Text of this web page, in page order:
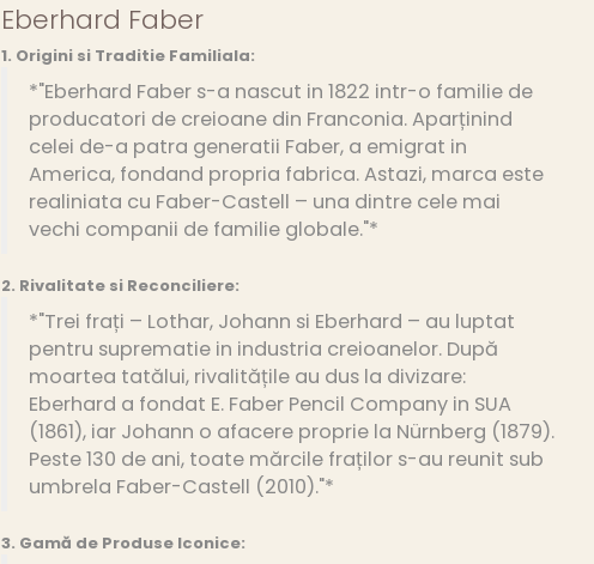
Eberhard Faber
1. Origini si Traditie Familiala:
*"Eberhard Faber s-a nascut in 1822 intr-o familie de
producatori de creioane din Franconia. Aparținind
celei de-a patra generatii Faber, a emigrat in
America, fondand propria fabrica. Astazi, marca este
realiniata cu Faber-Castell – una dintre cele mai
vechi companii de familie globale."*
2. Rivalitate si Reconciliere:
*"Trei frați – Lothar, Johann si Eberhard – au luptat
pentru suprematie in industria creioanelor. După
moartea tatălui, rivalitățile au dus la divizare:
Eberhard a fondat E. Faber Pencil Company in SUA
(1861), iar Johann o afacere proprie la Nürnberg (1879).
Peste 130 de ani, toate mărcile fraților s-au reunit sub
umbrela Faber-Castell (2010)."*
3. Gamă de Produse Iconice: